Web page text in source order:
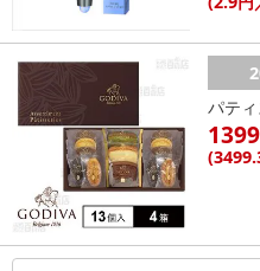
・賞味期限：製造日より180日
パテ
(3499